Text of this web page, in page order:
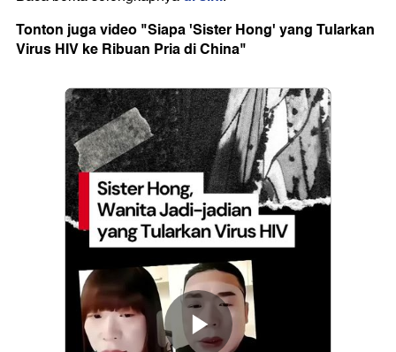
Tonton juga video "Siapa 'Sister Hong' yang Tularkan
Virus HIV ke Ribuan Pria di China"